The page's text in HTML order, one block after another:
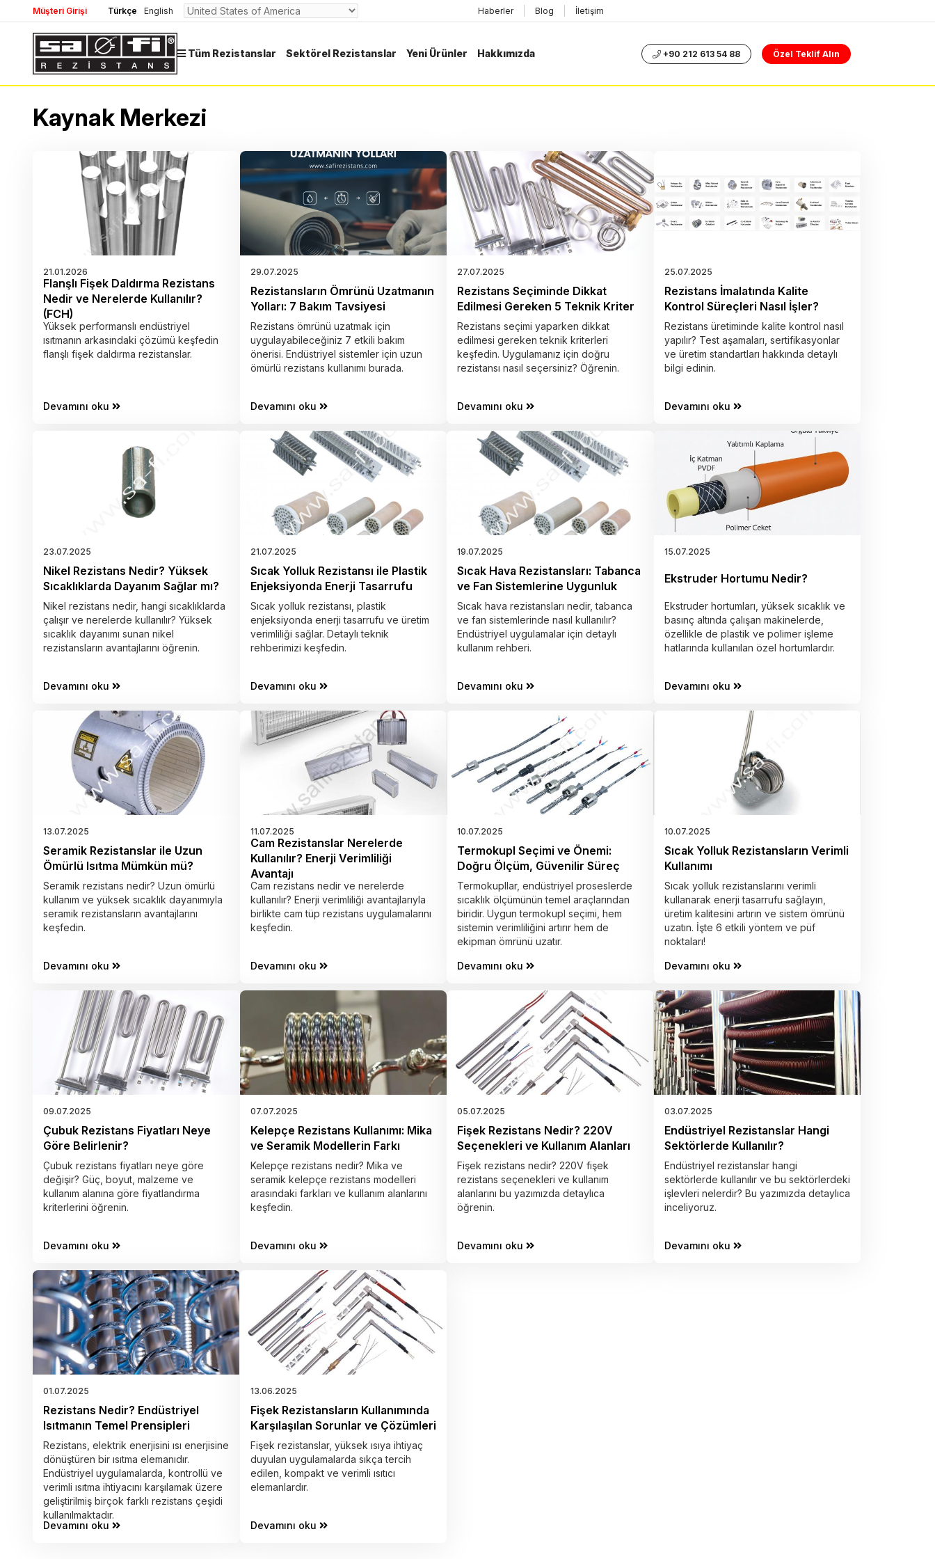
Müşteri Girişi Türkçe English Haberler Blog İletişim
Tüm Rezistanslar Sektörel Rezistanslar Yeni Ürünler Hakkımızda +90 212 613 54 88 Özel Teklif Alın
Kaynak Merkezi
21.01.2026
Flanşlı Fişek Daldırma Rezistans
Nedir ve Nerelerde Kullanılır?
(FCH)
Yüksek performanslı endüstriyel
ısıtmanın arkasındaki çözümü keşfedin
flanşlı fişek daldırma rezistanslar.
Devamını oku
29.07.2025
Rezistansların Ömrünü Uzatmanın
Yolları: 7 Bakım Tavsiyesi
Rezistans ömrünü uzatmak için
uygulayabileceğiniz 7 etkili bakım
önerisi. Endüstriyel sistemler için uzun
ömürlü rezistans kullanımı burada.
Devamını oku
27.07.2025
Rezistans Seçiminde Dikkat
Edilmesi Gereken 5 Teknik Kriter
Rezistans seçimi yaparken dikkat
edilmesi gereken teknik kriterleri
keşfedin. Uygulamanız için doğru
rezistansı nasıl seçersiniz? Öğrenin.
Devamını oku
25.07.2025
Rezistans İmalatında Kalite
Kontrol Süreçleri Nasıl İşler?
Rezistans üretiminde kalite kontrol nasıl
yapılır? Test aşamaları, sertifikasyonlar
ve üretim standartları hakkında detaylı
bilgi edinin.
Devamını oku
23.07.2025
Nikel Rezistans Nedir? Yüksek
Sıcaklıklarda Dayanım Sağlar mı?
Nikel rezistans nedir, hangi sıcaklıklarda
çalışır ve nerelerde kullanılır? Yüksek
sıcaklık dayanımı sunan nikel
rezistansların avantajlarını öğrenin.
Devamını oku
21.07.2025
Sıcak Yolluk Rezistansı ile Plastik
Enjeksiyonda Enerji Tasarrufu
Sıcak yolluk rezistansı, plastik
enjeksiyonda enerji tasarrufu ve üretim
verimliliği sağlar. Detaylı teknik
rehberimizi keşfedin.
Devamını oku
19.07.2025
Sıcak Hava Rezistansları: Tabanca
ve Fan Sistemlerine Uygunluk
Sıcak hava rezistansları nedir, tabanca
ve fan sistemlerinde nasıl kullanılır?
Endüstriyel uygulamalar için detaylı
kullanım rehberi.
Devamını oku
15.07.2025
Ekstruder Hortumu Nedir?
Ekstruder hortumları, yüksek sıcaklık ve
basınç altında çalışan makinelerde,
özellikle de plastik ve polimer işleme
hatlarında kullanılan özel hortumlardır.
Devamını oku
13.07.2025
Seramik Rezistanslar ile Uzun
Ömürlü Isıtma Mümkün mü?
Seramik rezistans nedir? Uzun ömürlü
kullanım ve yüksek sıcaklık dayanımıyla
seramik rezistansların avantajlarını
keşfedin.
Devamını oku
11.07.2025
Cam Rezistanslar Nerelerde
Kullanılır? Enerji Verimliliği
Avantajı
Cam rezistans nedir ve nerelerde
kullanılır? Enerji verimliliği avantajlarıyla
birlikte cam tüp rezistans uygulamalarını
keşfedin.
Devamını oku
10.07.2025
Termokupl Seçimi ve Önemi:
Doğru Ölçüm, Güvenilir Süreç
Termokupllar, endüstriyel proseslerde
sıcaklık ölçümünün temel araçlarından
biridir. Uygun termokupl seçimi, hem
sistemin verimliliğini artırır hem de
ekipman ömrünü uzatır.
Devamını oku
10.07.2025
Sıcak Yolluk Rezistansların Verimli
Kullanımı
Sıcak yolluk rezistanslarını verimli
kullanarak enerji tasarrufu sağlayın,
üretim kalitesini artırın ve sistem ömrünü
uzatın. İşte 6 etkili yöntem ve püf
noktaları!
Devamını oku
09.07.2025
Çubuk Rezistans Fiyatları Neye
Göre Belirlenir?
Çubuk rezistans fiyatları neye göre
değişir? Güç, boyut, malzeme ve
kullanım alanına göre fiyatlandırma
kriterlerini öğrenin.
Devamını oku
07.07.2025
Kelepçe Rezistans Kullanımı: Mika
ve Seramik Modellerin Farkı
Kelepçe rezistans nedir? Mika ve
seramik kelepçe rezistans modelleri
arasındaki farkları ve kullanım alanlarını
keşfedin.
Devamını oku
05.07.2025
Fişek Rezistans Nedir? 220V
Seçenekleri ve Kullanım Alanları
Fişek rezistans nedir? 220V fişek
rezistans seçenekleri ve kullanım
alanlarını bu yazımızda detaylıca
öğrenin.
Devamını oku
03.07.2025
Endüstriyel Rezistanslar Hangi
Sektörlerde Kullanılır?
Endüstriyel rezistanslar hangi
sektörlerde kullanılır ve bu sektörlerdeki
işlevleri nelerdir? Bu yazımızda detaylıca
inceliyoruz.
Devamını oku
01.07.2025
Rezistans Nedir? Endüstriyel
Isıtmanın Temel Prensipleri
Rezistans, elektrik enerjisini ısı enerjisine
dönüştüren bir ısıtma elemanıdır.
Endüstriyel uygulamalarda, kontrollü ve
verimli ısıtma ihtiyacını karşılamak üzere
geliştirilmiş birçok farklı rezistans çeşidi
kullanılmaktadır.
Devamını oku
13.06.2025
Fişek Rezistansların Kullanımında
Karşılaşılan Sorunlar ve Çözümleri
Fişek rezistanslar, yüksek ısıya ihtiyaç
duyulan uygulamalarda sıkça tercih
edilen, kompakt ve verimli ısıtıcı
elemanlardır.
Devamını oku